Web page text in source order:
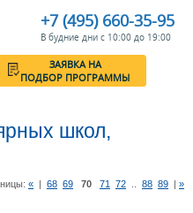
+7 (495) 660-35-95
В будние дни с 10:00 до 19:00
ЗАЯВКА НА
ПОДБОР ПРОГРАММЫ
школ,
« | 68 69 70 71 72 88 89 | »